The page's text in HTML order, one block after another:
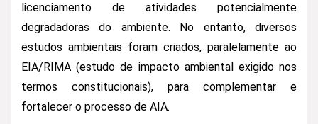
licenciamento de atividades potencialmente
degradadoras do ambiente. No entanto, diversos
estudos ambientais foram criados, paralelamente ao
EIA/RIMA (estudo de impacto ambiental exigido nos
termos constitucionais), para complementar e
fortalecer o processo de AIA.